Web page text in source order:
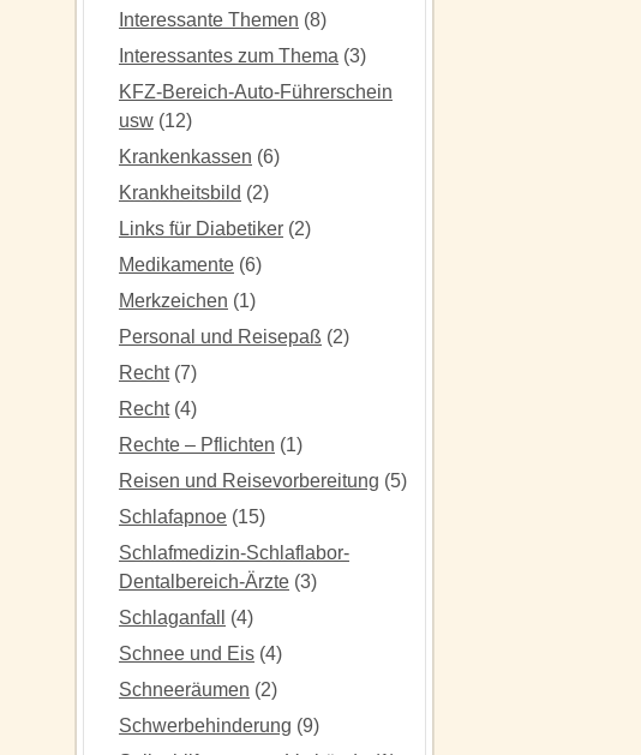
Interessante Themen (8)
Interessantes zum Thema (3)
KFZ-Bereich-Auto-Führerschein
usw (12)
Krankenkassen (6)
Krankheitsbild (2)
Links für Diabetiker (2)
Medikamente (6)
Merkzeichen (1)
Personal und Reisepaß (2)
Recht(7)
Recht(4)
Rechte – Pflichten (1)
Reisen und Reisevorbereitung (5)
Schlafapnoe (15)
Schlafmedizin-Schlaflabor-
Dentalbereich-Ärzte (3)
Schlaganfall
(4)
Schnee und Eis (4)
Schneeräumen (2)
Schwerbehinderung (9)